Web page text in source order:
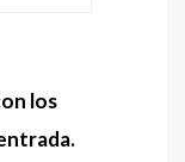
los